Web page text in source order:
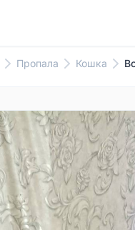
Пропала Кошка